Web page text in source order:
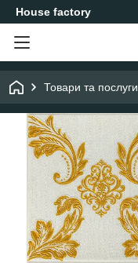
House factory
Товари та послуги